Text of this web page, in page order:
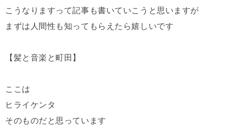
こうなりますって記事も書いていこうと思いますが
まずは人間性も知ってもらえたら嬉しいです
【髪と音楽と町田】
ここは
ヒライケンタ
そのものだと思っています